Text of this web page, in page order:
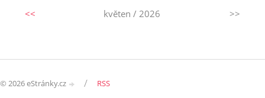
<<
květen / 2026 >>
© 2026 eStránky.cz / RSS